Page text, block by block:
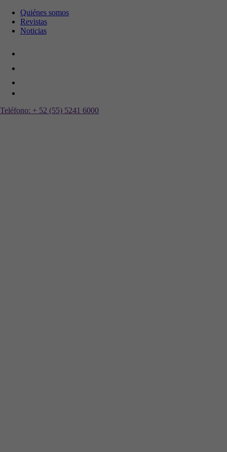
Quiénes somos
Revistas
Noticias
Teléfono: + 52 (55) 5241 6000